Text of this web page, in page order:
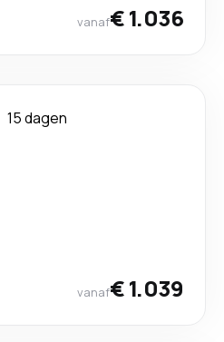
vanaf€ 1.036
15 dagen
vanaf€ 1.039